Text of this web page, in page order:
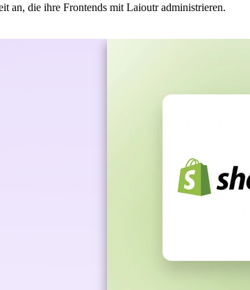
an, die ihre Frontends mit Laioutr administrieren.